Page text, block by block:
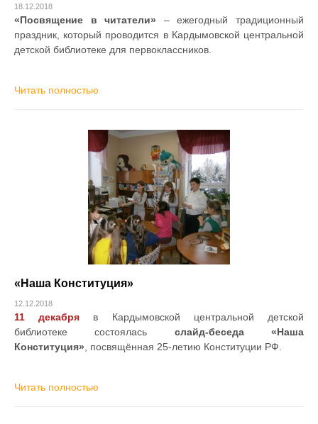
18.12.2018
«Посвящение в читатели» – ежегодный традиционный
праздник, который проводится в Кардымовской центральной
детской библиотеке для первоклассников.
Читать полностью
«Наша Конституция»
12.12.2018
11 декабря в Кардымовской центральной детской
библиотеке состоялась слайд-беседа «Наша
Конституция» , посвящённая 25-летию Конституции РФ.
Читать полностью